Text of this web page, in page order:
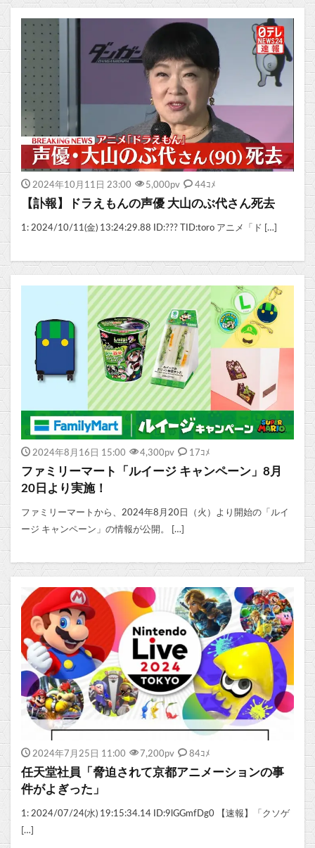
2024年10月11日 23:00 5,000pv 44ｺﾒ
【訃報】ドラえもんの声優 大山のぶ代さん死去
1: 2024/10/11(金) 13:24:29.88 ID:??? TID:toro アニメ「ド […]
2024年8月16日 15:00 4,300pv 17ｺﾒ
ファミリーマート「ルイージ キャンペーン」8月
20日より実施！
ファミリーマートから、2024年8月20日（火）より開始の「ルイ
ージ キャンペーン」の情報が公開。 […]
2024年7月25日 11:00 7,200pv 84ｺﾒ
任天堂社員「脅迫されて京都アニメーションの事
件がよぎった」
1: 2024/07/24(水) 19:15:34.14 ID:9lGGmfDg0 【速報】「クソゲ
[…]